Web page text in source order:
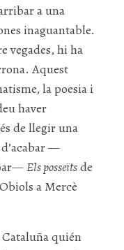
a una
inaguantable.
vegades, hi ha
Aquest
la poesia i
haver
de llegir una
—
Els posseïtsde
a Mercè
Cataluña quién